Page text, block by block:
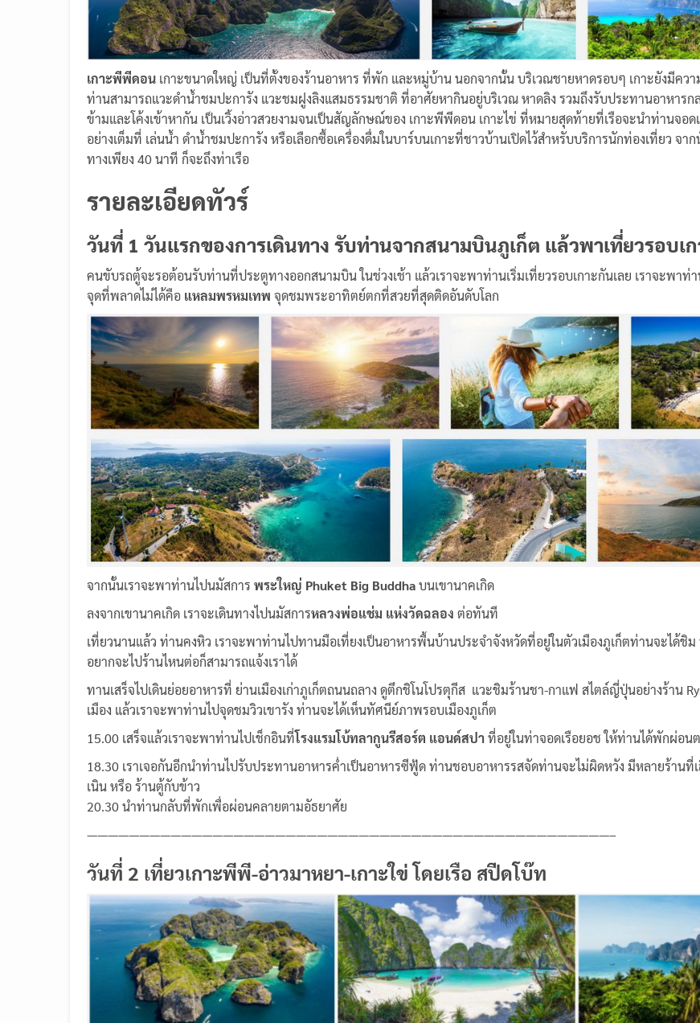
เกาะพีพีดอน เกาะขนาดใหญ่ เป็นที่ตั้งของร้านอาหาร ที่พัก และหมู่บ้าน นอกจากนั้น บริเวณชายหาดรอบๆ เกาะยังมีคว
ท่านสามารถแวะดำน้ำชมปะการัง แวะชมฝูงลิงแสมธรรมชาติ ที่อาศัยหากินอยู่บริเวณ หาดลิง รวมถึงรับประทานอาหารก
ข้ามและโค้งเข้าหากัน เป็นเวิ้งอ่าวสวยงามจนเป็นสัญลักษณ์ของ เกาะพีพีดอน เกาะไข่ ที่หมายสุดท้ายที่เรือจะนำท่านจ
อย่างเต็มที่ เล่นน้ำ ดำน้ำชมปะการัง หรือเลือกซื้อเครื่องดื่มในบาร์บนเกาะที่ชาวบ้านเปิดไว้สำหรับบริการนักท่องเที่ยว จา
ทางเพียง 40 นาที ก็จะถึงท่าเรือ
รายละเอียดทัวร์
วันที่ 1 วันแรกของการเดินทาง รับท่านจากสนามบินภูเก็ต แล้วพาเที่ยวรอบเก
คนขับรถตู้จะรอต้อนรับท่านที่ประตูทางออกสนามบิน ในช่วงเช้า แล้วเราจะพาท่านเริ่มเที่ยวรอบเกาะกันเลย เราจะพาท่
จุดที่พลาดไม่ได้คือ แหลมพรหมเทพ จุดชมพระอาทิตย์ตกที่สวยที่สุดติดอันดับโลก
จากนั้นเราจะพาท่านไปนมัสการ พระใหญ่ Phuket Big Buddhaบนเขานาคเกิด
ลงจากเขานาคเกิด เราจะเดินทางไปนมัสการหลวงพ่อแช่ม แห่งวัดฉลอง ต่อทันที
เที่ยวนานแล้ว ท่านคงหิว เราจะพาท่านไปทานมือเที่ยงเป็นอาหารพื้นบ้านประจำจังหวัดที่อยู่ในตัวเมืองภูเก็ตท่านจะได้ชิ
อยากจะไปร้านไหนต่อก็สามารถแจ้งเราได้
ทานเสร็จไปเดินย่อยอาหารที่ ย่านเมืองเก่าภูเก็ตถนนถลาง ดูตึกชิโนโปรตุกีส แวะชิมร้านชา-กาแฟ สไตล์ญี่ปุ่นอย่างร้าน
เมือง แล้วเราจะพาท่านไปจุดชมวิวเขารัง ท่านจะได้เห็นทัศนีย์ภาพรอบเมืองภูเก็ต
15.00 เสร็จแล้วเราจะพาท่านไปเช็กอินที่โรงแรมโบ้ทลากูนรีสอร์ต แอนด์สปาที่อยู่ในท่าจอดเรือยอช ให้ท่านได้พักผ่อน
18.30 เราเจอกันอีกนำท่านไปรับประทานอาหารค่ำเป็นอาหารซีฟู้ด ท่านชอบอาหารรสจัดท่านจะไม่ผิดหวัง มีหลายร้านที่
เนิน หรือ ร้านตู้กับข้าว
20.30 นำท่านกลับที่พักเพื่อผ่อนคลายตามอัธยาศัย
——————————————————————————————————————————————————–
วันที่ 2 เที่ยวเกาะพีพี-อ่าวมาหยา-เกาะใข่ โดยเรือ สปีดโบ๊ท